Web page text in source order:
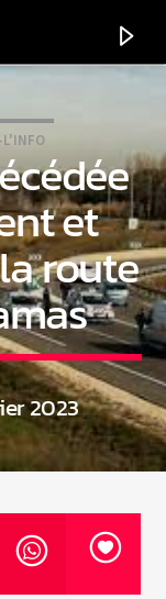
L'INFO
et
route
2023